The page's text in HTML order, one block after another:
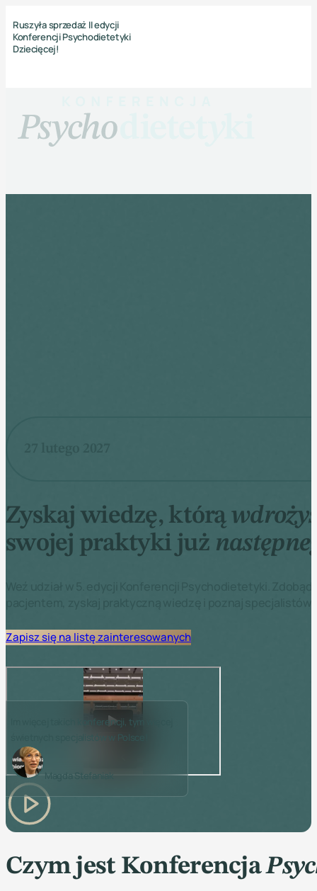
Ruszyła sprzedaż II edycji
Konferencji Psychodietetyki
Dziecięcej!
Zyskaj wiedzę, którą
swojej praktyki już
Zapisz się na listę zainteresowanych
Im więcej takich konferencji, tym więcej
świetnych specjalistów w Polsce!
Magda Stefaniak
Czym jest Konferencja